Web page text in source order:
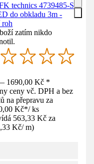
technics 4739485-S
do obkladu 3m -
zatím nikdo
1690,00 Kč *
ceny vč. DPH a bez
na přepravu za
Kč*/ ks
563,33 Kč za
Kč/ m)